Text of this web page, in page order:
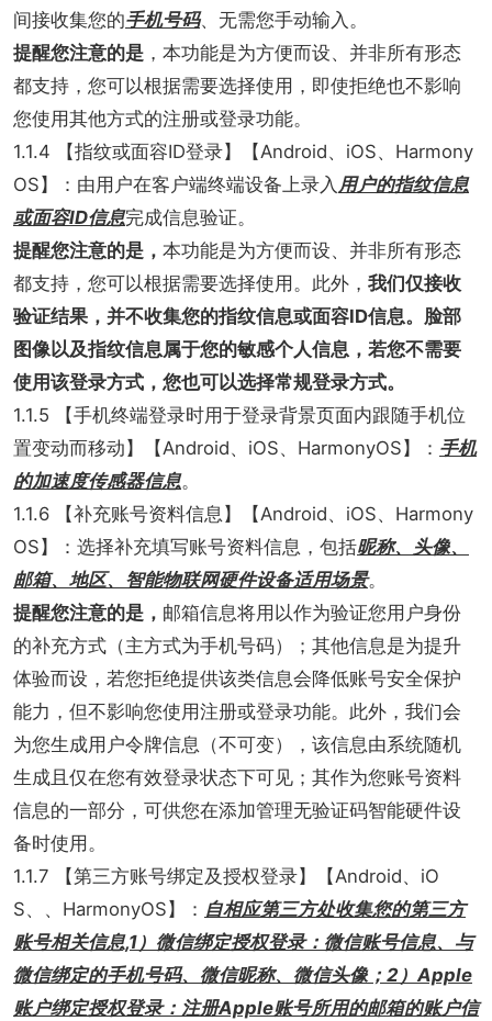
间接收集您的手机号码、无需您手动输入。
提醒您注意的是 ，本功能是为方便而设、并非所有形态
都支持，您可以根据需要选择使用，即使拒绝也不影响
您使用其他方式的注册或登录功能。
1.1.4 【指纹或面容ID登录】【Android、iOS、Harmony
OS】：由用户在客户端终端设备上录入 用户的指纹信息
或面容ID信息完成信息验证。
提醒您注意的是， 本功能是为方便而设、并非所有形态
都支持，您可以根据需要选择使用。此外， 我们仅接收
验证结果，并不收集您的指纹信息或面容ID信息。脸部
图像以及指纹信息属于您的敏感个人信息，若您不需要
使用该登录方式，您也可以选择常规登录方式。
1.1.5 【手机终端登录时用于登录背景页面内跟随手机位
置变动而移动】【Android、iOS、HarmonyOS】： 手机
的加速度传感器信息。
1.1.6 【补充账号资料信息】【Android、iOS、Harmony
OS】：选择补充填写账号资料信息，包括昵称、头像、
邮箱、地区、智能物联网硬件设备适用场景。
提醒您注意的是， 邮箱信息将用以作为验证您用户身份
的补充方式（主方式为手机号码）；其他信息是为提升
体验而设，若您拒绝提供该类信息会降低账号安全保护
能力，但不影响您使用注册或登录功能。此外，我们会
为您生成用户令牌信息（不可变），该信息由系统随机
生成且仅在您有效登录状态下可见；其作为您账号资料
信息的一部分，可供您在添加管理无验证码智能硬件设
备时使用。
1.1.7 【第三方账号绑定及授权登录】【Android、iO
S、、HarmonyOS】： 自相应第三方处收集您的第三方
账号相关信息,1）微信绑定授权登录：微信账号信息、与
微信绑定的手机号码、微信昵称、微信头像；2）Apple
账户绑定授权登录：注册Apple账号所用的邮箱的账户信